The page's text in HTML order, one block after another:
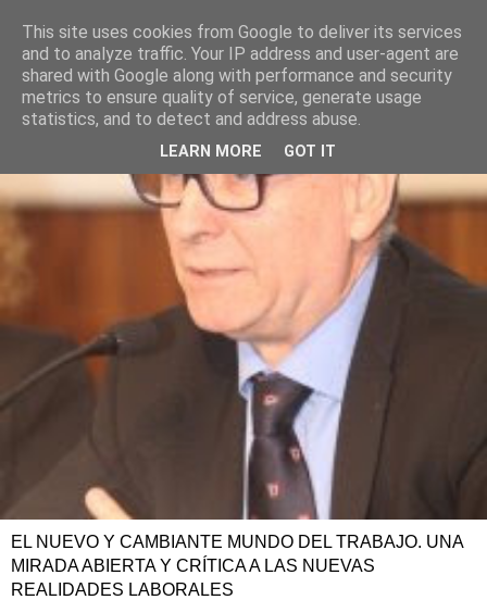
EL NUEVO Y CAMBIANTE MUNDO DEL TRABAJO. UNA
MIRADA ABIERTA Y CRÍTICA A LAS NUEVAS
REALIDADES LABORALES
This site uses cookies from Google to deliver its services
and to analyze traffic. Your IP address and user-agent are
shared with Google along with performance and security
metrics to ensure quality of service, generate usage
statistics, and to detect and address abuse.
LEARN MORE GOT IT